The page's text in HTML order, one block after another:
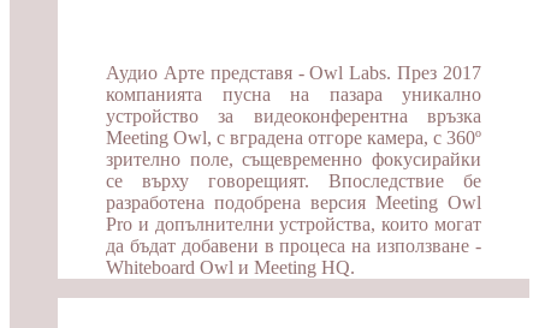
Аудио Арте представя - Owl Labs. През 2017
компанията пусна на пазара уникално
устройство за видеоконферентна връзка
Meeting Owl, с вградена отгоре камера, с 360º
зрително поле, същевременно фокусирайки
се върху говорещият. Впоследствие бе
разработена подобрена версия Meeting Owl
Pro и допълнителни устройства, които могат
да бъдат добавени в процеса на използване -
Whiteboard Owl и Meeting HQ.